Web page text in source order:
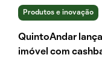
Produtos e inovação
QuintoAndar
imóvel com